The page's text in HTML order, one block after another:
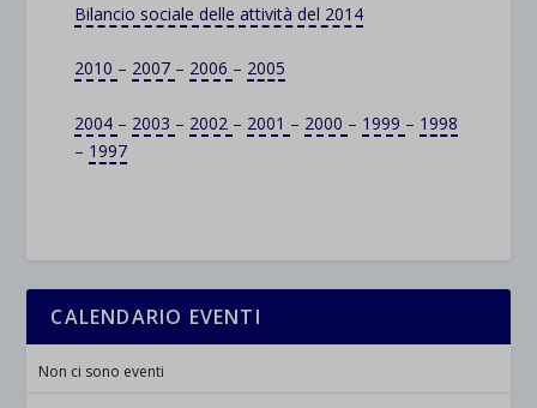
Bilancio sociale delle attività del 2014
2010 – 2007 – 2006 – 2005
2004 – 2003 – 2002 – 2001 – 2000 – 1999 – 1998
– 1997
CALENDARIO EVENTI
Non ci sono eventi